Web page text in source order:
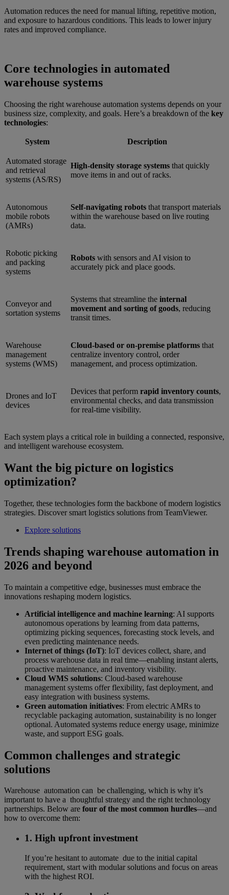
Automation reduces the need for manual lifting, repetitive motion,
and exposure to hazardous conditions. This leads to lower injury
rates and improved compliance.
Core technologies in automated
warehouse systems
Choosing the right warehouse automation systems depends on your
business size, complexity, and goals. Here’s a breakdown of the key
technologies:
System Description
Automated storage
and retrieval
systems (AS/RS)
High-density storage systems that quickly
move items in and out of racks.
Autonomous
mobile robots
(AMRs)
Self-navigating robots that transport materials
within the warehouse based on live routing
data.
Robotic picking
and packing
systems
Robots with sensors and AI vision to
accurately pick and place goods.
Conveyor and
sortation systems
Systems that streamline the internal
movement and sorting of goods, reducing
transit times.
Warehouse
management
systems (WMS)
Cloud-based or on-premise platforms that
centralize inventory control, order
management, and process optimization.
Drones and IoT
devices
Devices that perform rapid inventory counts,
environmental checks, and data transmission
for real-time visibility.
Each system plays a critical role in building a connected, responsive,
and intelligent warehouse ecosystem.
Want the big picture on logistics
optimization?
Together, these technologies form the backbone of modern logistics
strategies. Discover smart logistics solutions from TeamViewer.
Explore solutions
Trends shaping warehouse automation in
2026 and beyond
To maintain a competitive edge, businesses must embrace the
innovations reshaping modern logistics.
Artificial intelligence and machine learning: AI supports
autonomous operations by learning from data patterns,
optimizing picking sequences, forecasting stock levels, and
even predicting maintenance needs.
Internet of things (IoT): IoT devices collect, share, and
process warehouse data in real time—enabling instant alerts,
proactive maintenance, and inventory visibility.
Cloud WMS solutions: Cloud-based warehouse
management systems offer flexibility, fast deployment, and
easy integration with business systems.
Green automation initiatives: From electric AMRs to
recyclable packaging automation, sustainability is no longer
optional. Automated systems reduce energy usage, minimize
waste, and support ESG goals.
Common challenges and strategic
solutions
Warehouse automation can be challenging, which is why it’s
important to have a thoughtful strategy and the right technology
partnerships. Below are four of the most common hurdles—and
how to overcome them:
1. High upfront investment
If you’re hesitant to automate due to the initial capital
requirement, start with modular solutions and focus on areas
with the highest ROI.